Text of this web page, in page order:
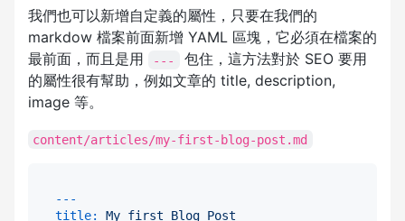
我們也可以新增自定義的屬性，只要在我們的
markdow 檔案前面新增 YAML 區塊，它必須在檔案的
最前面，而且是用
---
包住，這方法對於 SEO 要用
的屬性很有幫助，例如文章的 title, description,
image 等。
content/articles/my-first-blog-post.md
---
title:
My first Blog Post